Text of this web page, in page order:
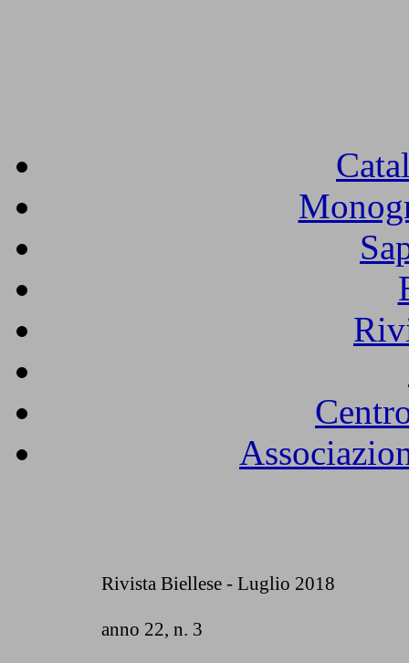
Rivista Biellese - Luglio 2018
anno 22, n. 3